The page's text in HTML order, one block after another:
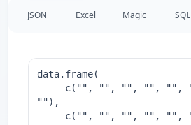
JSON Excel Magic SQL